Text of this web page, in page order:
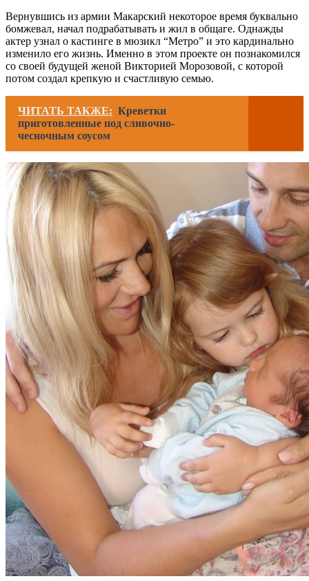
Вернувшись из армии Макарский некоторое время буквально
бомжевал, начал подрабатывать и жил в общаге. Однажды
актер узнал о кастинге в мюзикл “Метро” и это кардинально
изменило его жизнь. Именно в этом проекте он познакомился
со своей будущей женой Викторией Морозовой, с которой
потом создал крепкую и счастливую семью.
ЧИТАТЬ ТАКЖЕ: Креветки
приготовленные под сливочно-
чесночным соусом